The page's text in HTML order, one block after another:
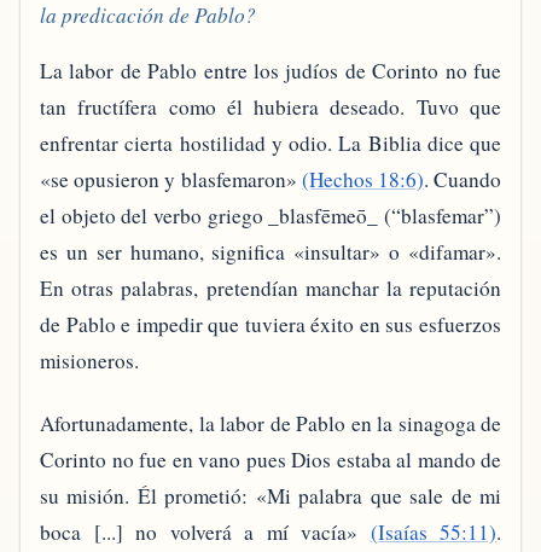
la predicación de Pablo?
La labor de Pablo entre los judíos de Corinto no fue
tan fructífera como él hubiera deseado. Tuvo que
enfrentar cierta hostilidad y odio. La Biblia dice que
«se opusieron y blasfemaron» (Hechos 18:6). Cuando
el objeto del verbo griego _blasfēmeō_ (“blasfemar”)
es un ser humano, significa «insultar» o «difamar».
En otras palabras, pretendían manchar la reputación
de Pablo e impedir que tuviera éxito en sus esfuerzos
misioneros.
Afortunadamente, la labor de Pablo en la sinagoga de
Corinto no fue en vano pues Dios estaba al mando de
su misión. Él prometió: «Mi palabra que sale de mi
boca [...] no volverá a mí vacía» (Isaías 55:11).